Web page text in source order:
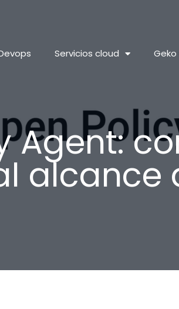
Servicios cloud
Agent:
alcance